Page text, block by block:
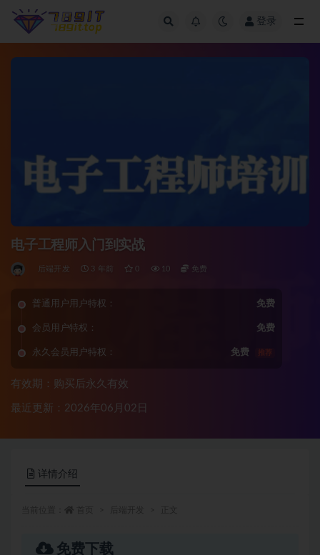
登录
电子工程师入门到实战
后端开发 3 年前 0 10 免费
普通用户用户特权： 免费
会员用户特权： 免费
永久会员用户特权： 免费 推荐
有效期：购买后永久有效
最近更新：2026年06月02日
详情介绍
免费下载